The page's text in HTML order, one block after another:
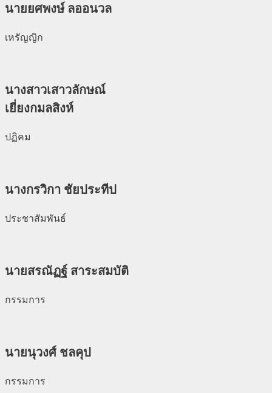
นายยศพงษ์ ลออนวล
เหรัญญิก
นางสาวเสาวลักษณ์
เยี่ยงกมลสิงห์
ปฏิคม
นางกรวิกา ชัยประทีป
ประชาสัมพันธ์
นายสรณัฏฐ์ สาระสมบัติ
กรรมการ
นายนุวงศ์ ชลคุป
กรรมการ